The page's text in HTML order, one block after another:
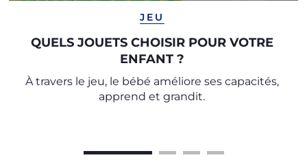
JEU
QUELS JOUETS CHOISIR POUR VOTRE
ENFANT ?
À travers le jeu, le bébé améliore ses capacités,
apprend et grandit.